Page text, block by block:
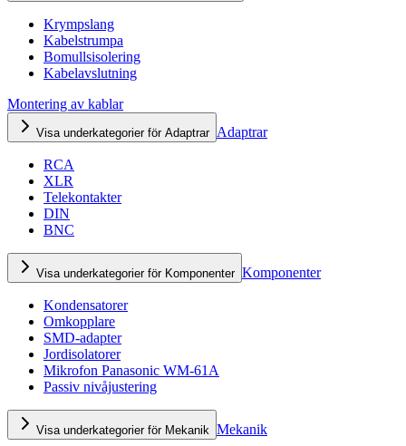
Krympslang
Kabelstrumpa
Bomullsisolering
Kabelavslutning
Montering av kablar
Visa underkategorier för Adaptrar Adaptrar
RCA
XLR
Telekontakter
DIN
BNC
Visa underkategorier för Komponenter Komponenter
Kondensatorer
Omkopplare
SMD-adapter
Jordisolatorer
Mikrofon Panasonic WM-61A
Passiv nivåjustering
Visa underkategorier för Mekanik Mekanik